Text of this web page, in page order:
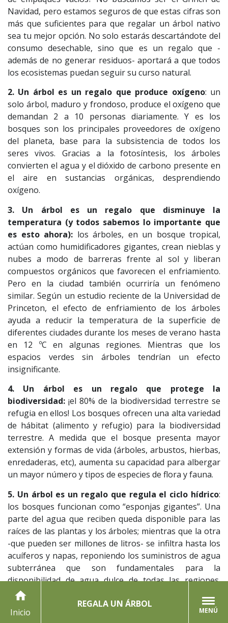
home
Inicio
REGALA UN ÁRBOL
MENÚ
Navidad, pero estamos seguros de que estas cifras son
más que suficientes para que regalar un árbol nativo
sea tu mejor opción. No solo estarás descartándote del
consumo desechable, sino que es un regalo que -
además de no generar residuos- aportará a que todos
los ecosistemas puedan seguir su curso natural.
2. Un árbol es un regalo que produce oxígeno: un
solo árbol, maduro y frondoso, produce el oxígeno que
demandan 2 a 10 personas diariamente. Y es los
bosques son los principales proveedores de oxígeno
del planeta, base para la subsistencia de todos los
seres vivos. Gracias a la fotosíntesis, los árboles
convierten el agua y el dióxido de carbono presente en
el aire en sustancias orgánicas, desprendiendo
oxígeno.
3. Un árbol es un regalo que disminuye la
temperatura (y todos sabemos lo importante que
es esto ahora): los árboles, en un bosque tropical,
actúan como humidificadores gigantes, crean nieblas y
nubes a modo de barreras frente al sol y liberan
compuestos orgánicos que favorecen el enfriamiento.
Pero en la ciudad también ocurriría un fenómeno
similar. Según un estudio reciente de la Universidad de
Princeton, el efecto de enfriamiento de los árboles
ayuda a reducir la temperatura de la superficie de
diferentes ciudades durante los meses de verano hasta
en 12 ºC en algunas regiones. Mientras que los
espacios verdes sin árboles tendrían un efecto
insignificante.
4. Un árbol es un regalo que protege la
biodiversidad: ¡el 80% de la biodiversidad terrestre se
refugia en ellos! Los bosques ofrecen una alta variedad
de hábitat (alimento y refugio) para la biodiversidad
terrestre. A medida que el bosque presenta mayor
extensión y formas de vida (árboles, arbustos, hierbas,
enredaderas, etc), aumenta su capacidad para albergar
un mayor número y tipos de especies de flora y fauna.
5. Un árbol es un regalo que regula el ciclo hídrico:
los bosques funcionan como “esponjas gigantes”. Una
parte del agua que reciben queda disponible para las
raíces de las plantas y los árboles; mientras que la otra
-que pueden ser millones de litros- se infiltra hasta los
acuíferos y napas, reponiendo los suministros de agua
subterránea que son fundamentales para la
disponibilidad de agua dulce de todas las regiones.
Además, el agua evaporada de los bosques constituye
nuevos eventos de precipitaciones en la atmósfera,
generando un reciclaje del recurso.